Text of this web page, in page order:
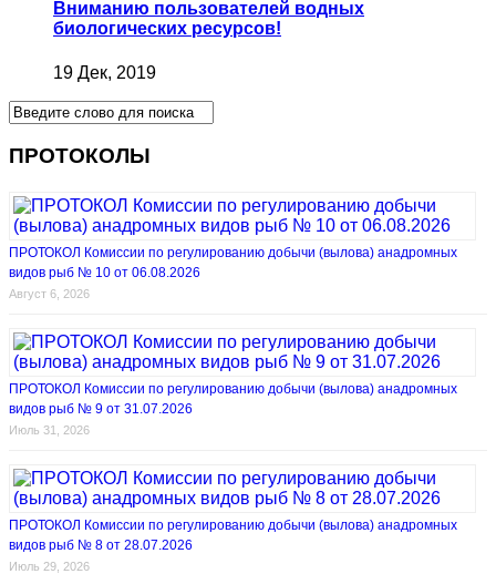
Вниманию пользователей водных
биологических ресурсов!
19 Дек, 2019
ПРОТОКОЛЫ
ПРОТОКОЛ Комиссии по регулированию добычи (вылова) анадромных
видов рыб № 10 от 06.08.2026
Август 6, 2026
ПРОТОКОЛ Комиссии по регулированию добычи (вылова) анадромных
видов рыб № 9 от 31.07.2026
Июль 31, 2026
ПРОТОКОЛ Комиссии по регулированию добычи (вылова) анадромных
видов рыб № 8 от 28.07.2026
Июль 29, 2026